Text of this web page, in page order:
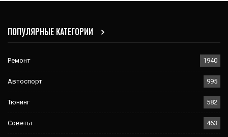
ПОПУЛЯРНЫЕ КАТЕГОРИИ
Ремонт 1940
Автоспорт 995
Тюнинг 582
Советы 463